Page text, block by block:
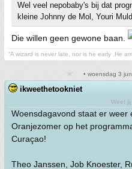
Wel veel nepobaby's bij dat
kleine Johnny de Mol, Youri
Die willen geen gewone baan.
“A wizard is never late, nor is he early .He
• woensdag 3
ikweethetookniet
Weet
Woensdagavond staat er weer
Oranjezomer op het
Curaçao!
Theo Janssen, Job Knoester,